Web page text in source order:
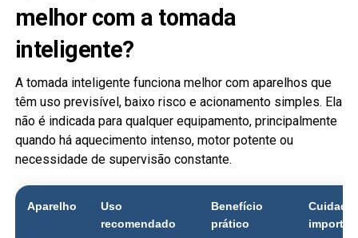
melhor com a tomada
inteligente?
A tomada inteligente funciona melhor com aparelhos que
têm uso previsível, baixo risco e acionamento simples. Ela
não é indicada para qualquer equipamento, principalmente
quando há aquecimento intenso, motor potente ou
necessidade de supervisão constante.
Aparelho
Uso
recomendado
Benefício
prático
Cuidado